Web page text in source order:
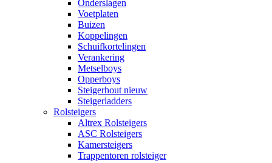
Onderslagen
Voetplaten
Buizen
Koppelingen
Schuifkortelingen
Verankering
Metselboys
Opperboys
Steigerhout nieuw
Steigerladders
Rolsteigers
Altrex Rolsteigers
ASC Rolsteigers
Kamersteigers
Trappentoren rolsteiger